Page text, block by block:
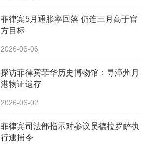
菲律宾5月通胀率回落 仍连三月高于官
方目标
2026-06-06
探访菲律宾菲华历史博物馆：寻漳州月
港物证遗存
2026-06-02
菲律宾司法部指示对参议员德拉罗萨执
行逮捕令